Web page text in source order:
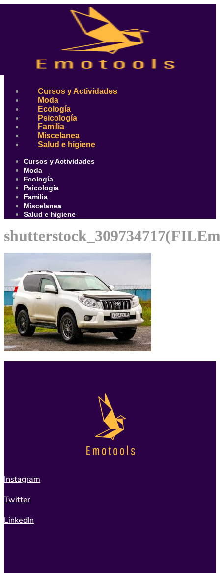
Cursos y Actividades
Moda
Ecología
Psicología
Familia
Miscelanea
Salud e higiene
Cursos y Actividades
Moda
Ecología
Psicología
Familia
Miscelanea
Salud e higiene
Instagram
Twitter
LinkedIn